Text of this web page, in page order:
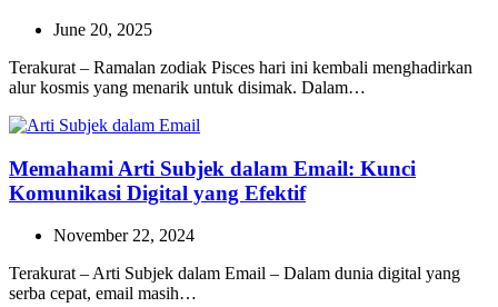
June 20, 2025
Terakurat – Ramalan zodiak Pisces hari ini kembali menghadirkan
alur kosmis yang menarik untuk disimak. Dalam…
Memahami Arti Subjek dalam Email: Kunci
Komunikasi Digital yang Efektif
November 22, 2024
Terakurat – Arti Subjek dalam Email – Dalam dunia digital yang
serba cepat, email masih…